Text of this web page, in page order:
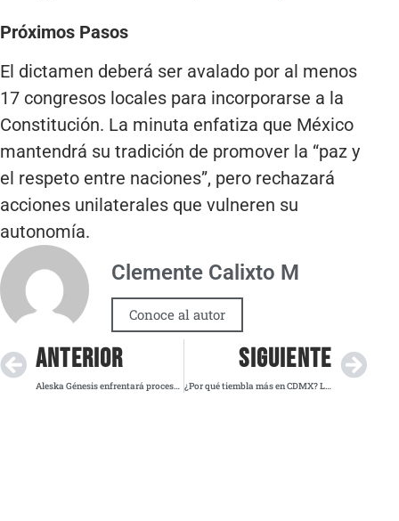
Próximos Pasos
El dictamen deberá ser avalado por al menos
17 congresos locales para incorporarse a la
Constitución. La minuta enfatiza que México
mantendrá su tradición de promover la “paz y
el respeto entre naciones”, pero rechazará
acciones unilaterales que vulneren su
autonomía.
Clemente Calixto M
Conoce al autor
ANTERIOR
Aleska Génesis enfrentará proceso en libertad con restricciones tras presunto robo de relojes de lujo
SIGUIENTE
¿Por qué tiembla más en CDMX? La falla que trabaja en silencio bajo nuestros pies